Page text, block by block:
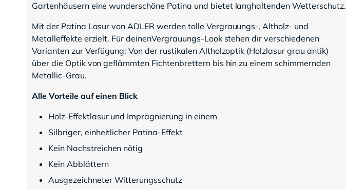
Gartenhäusern eine wunderschöne Patina und bietet langhaltenden Wetterschutz.
Mit der Patina Lasur von ADLER werden tolle Vergrauungs-, Altholz- und
Metalleffekte erzielt. Für deinenVergrauungs-Look stehen dir verschiedenen
Varianten zur Verfügung: Von der rustikalen Altholzoptik (Holzlasur grau antik)
über die Optik von geflämmten Fichtenbrettern bis hin zu einem schimmernden
Metallic-Grau.
Alle Vorteile auf einen Blick
Holz-Effektlasur und Imprägnierung in einem
Silbriger, einheitlicher Patina-Effekt
Kein Nachstreichen nötig
Kein Abblättern
Ausgezeichneter Witterungsschutz